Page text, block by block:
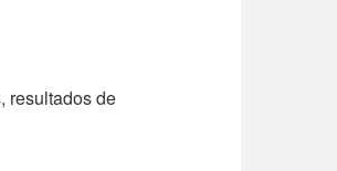
resultados de